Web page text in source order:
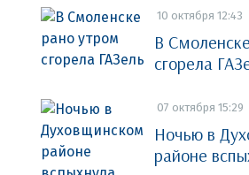
10 октября 12:43
В
сгорела
07 октября 15:29
Ночью в
районе